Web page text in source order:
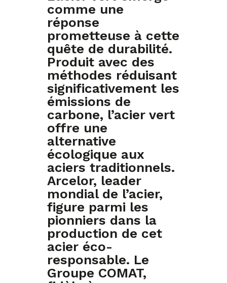
comme une
réponse
prometteuse à cette
quête de durabilité.
Produit avec des
méthodes réduisant
significativement les
émissions de
carbone, l’acier vert
offre une
alternative
écologique aux
aciers traditionnels.
Arcelor, leader
mondial de l’acier,
figure parmi les
pionniers dans la
production de cet
acier éco-
responsable. Le
Groupe COMAT,